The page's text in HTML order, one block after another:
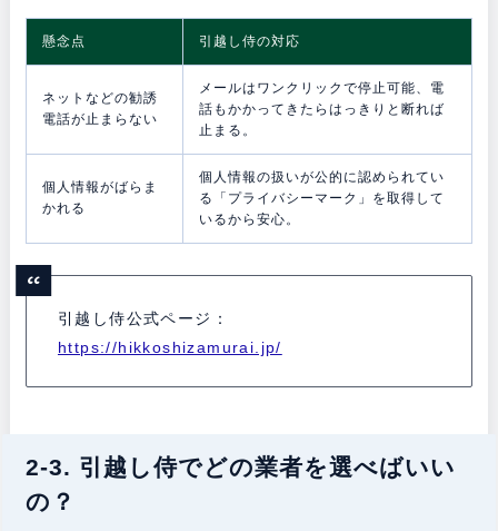
懸念点 引越し侍の対応
ネットなどの勧誘
電話が止まらない
メールはワンクリックで停止可能、電
話もかかってきたらはっきりと断れば
止まる。
個人情報がばらま
かれる
個人情報の扱いが公的に認められてい
る「プライバシーマーク」を取得して
いるから安心。
引越し侍公式ページ：
https://hikkoshizamurai.jp/
2-3. 引越し侍でどの業者を選べばいい
の？